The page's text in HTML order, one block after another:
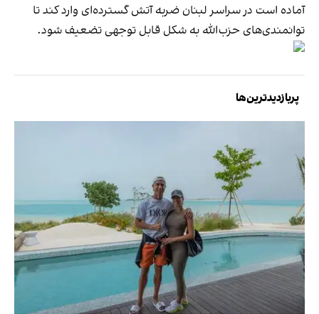
آماده است در سراسر لبنان ضربه آتش گسترده‌ای وارد کند تا
توانمندی‌های حزب‌الله به شکل قابل توجهی تضعیف شود.
پربازدیدترین‌ها